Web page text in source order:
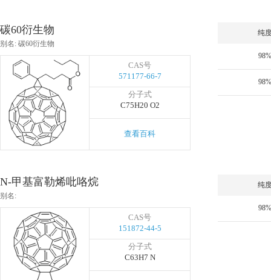
碳60衍生物
别名: 碳60衍生物
CAS号
571177-66-7
分子式
C75H20 O2
查看百科
纯
98%
98%
N-甲基富勒烯吡咯烷
别名:
CAS号
151872-44-5
分子式
C63H7 N
纯
98%